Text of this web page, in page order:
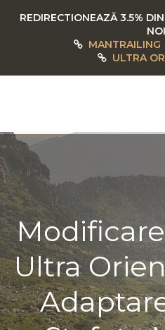
REDIRECTIONEAZĂ 3.5%
MANTRAILING
ULTRA
Ultra